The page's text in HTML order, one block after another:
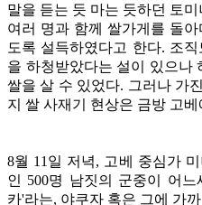
말을 듣는 듯 마는 듯하던 토
여러 명과 함께 쌀가게를 돌
도록 설득하였다고 한다. 조
을 하청받았다는 설이 있으나
쌀을 살 수 있었다. 그러나 가
지 쌀 사재기 현상은 금방 고
8월 11일 저녁, 고베 중심가
인 500명 남짓의 군중이 어느
카'라는, 야쿠자 혹은 그에 가